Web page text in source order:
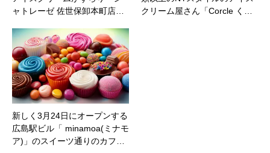
ャトレーゼ 佐世保卸本町店…
クリーム屋さん「Corcle く…
新しく3月24日にオープンする
広島駅ビル「 minamoa(ミナモ
ア)」のスイーツ通りのカフ…